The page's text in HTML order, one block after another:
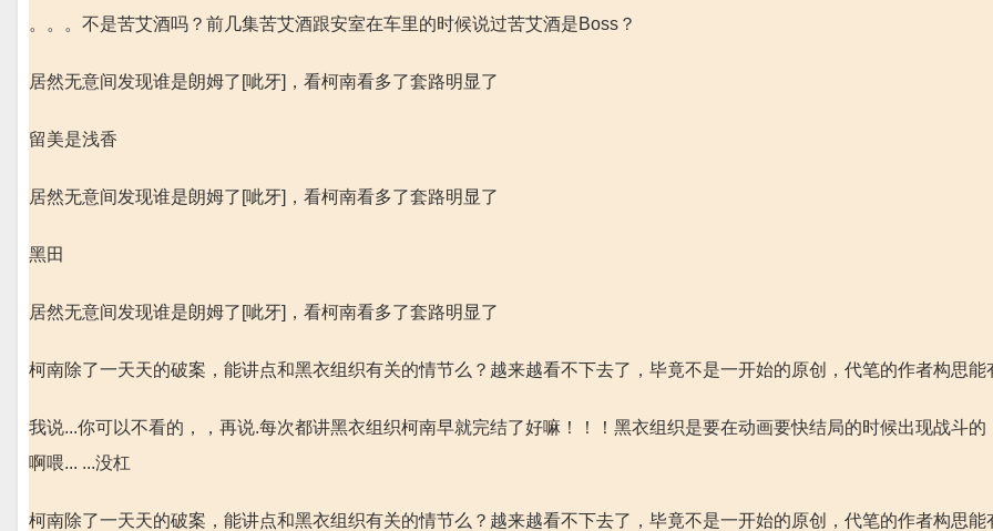
。。。不是苦艾酒吗？前几集苦艾酒跟安室在车里的时候说过苦艾酒是Boss？
居然无意间发现谁是朗姆了[呲牙]，看柯南看多了套路明显了
留美是浅香
居然无意间发现谁是朗姆了[呲牙]，看柯南看多了套路明显了
黑田
居然无意间发现谁是朗姆了[呲牙]，看柯南看多了套路明显了
柯南除了一天天的破案，能讲点和黑衣组织有关的情节么？越来越看不下去了，毕竟不是一开始的原创，代笔的作者构思能
我说...你可以不看的，，再说.每次都讲黑衣组织柯南早就完结了好嘛！！！黑衣组织是要在动画要快结局的时候出现战斗的
啊喂... ...没杠
柯南除了一天天的破案，能讲点和黑衣组织有关的情节么？越来越看不下去了，毕竟不是一开始的原创，代笔的作者构思能